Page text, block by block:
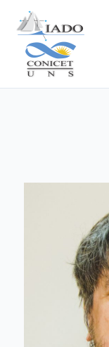
contenido